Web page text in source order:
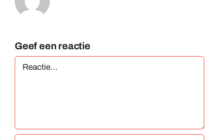
Geef een reactie
Reactie